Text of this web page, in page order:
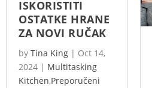
ISKORISTITI
OSTATKE HRANE
ZA NOVI RUČAK
by Tina King | Oct 14,
2024 | Multitasking
Kitchen,Preporučeni